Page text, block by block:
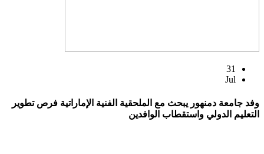
31
Jul
وفد جامعة دمنهور يبحث مع الملحقية الفنية الإماراتية فرص تطوير
التعليم الدولي واستقطاب الوافدين